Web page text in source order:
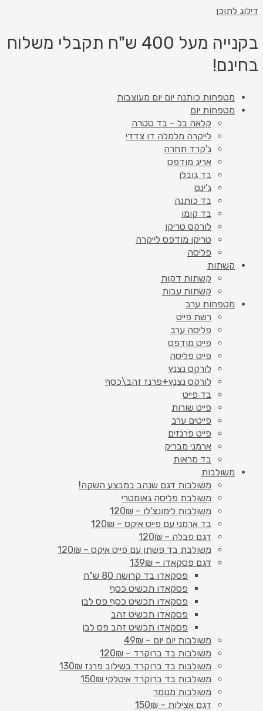
דילוג לתוכן
בקנייה מעל 400 ש"ח תקבלי משלוח
בחינם!
מטפחות כותנה יום יום מעוצבות
מטפחות יום
קלאה בל – בד טטרה
לייקרה מלמלה דו צדדי
ג'קרד תחרה
אריג מודפס
בד גובלן
ג'ינס
בד כותנה
בד קומו
לורקס טריקו
טריקו מודפס לייקרה
פליסה
קשתות
קשתות דקות
קשתות עבות
מטפחות ערב
רשת פייט
פליסה ערב
פייט מודפס
פייט פליסה
לורקס נצנץ
לורקס נצנץ+פרנז זהב\כסף
בד פייט
פייט שורות
פייטים ערב
פייט פרנזים
ארמני מבריק
בד מראות
משולבות
משולבות דגם שנהב במבצע השקה!
משולבת פליסה גאומטרי
משולבות לימונצ'לו – 120₪
בד ארמני עם פייט איקס – 120₪
דגם פבלה – 120₪
משולבת בד פשתן עם פייט איקס – 120₪
דגם פסקאדו – 139₪
פסקאדו בד קרושה 80 ש"ח
פסקאדו תכשיט כסף
פסקאדו תכשיט כסף פס לבן
פסקאדו תכשיט זהב
פסקאדו תכשיט זהב פס לבן
משולבות יום יום – 49₪
משולבות בד ברוקרד – 120₪
משולבות בד ברוקרד בשילוב פרנז 130₪
משולבות בד ברוקרד איטלקי 150₪
משולבות מנומר
דגם אצילות – 150₪